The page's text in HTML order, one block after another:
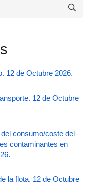
12 de Octubre 2026.
12 de Octubre
consumo/coste del
contaminantes en
la flota. 12 de Octubre